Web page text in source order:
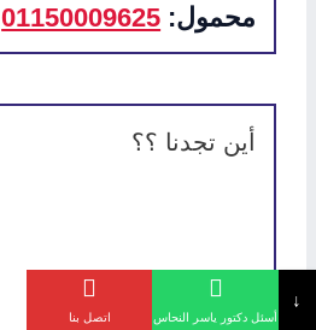
محمول: 01150009625
أين تجدنا ؟؟
↓
أسئل دكتور ياسر النحاس اتصل بنا